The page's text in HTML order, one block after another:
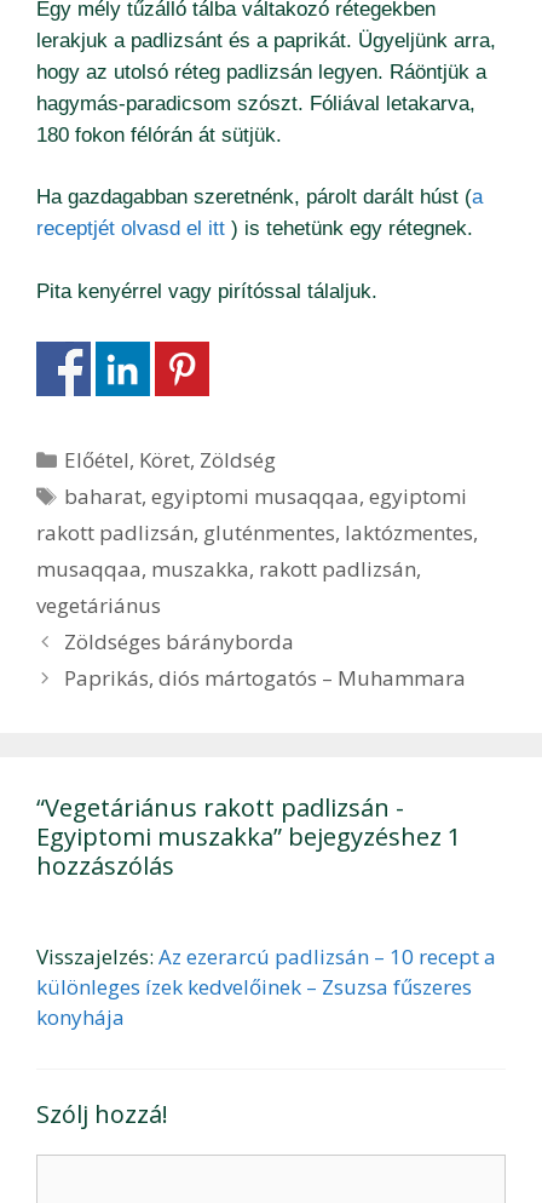
Egy mély tűzálló tálba váltakozó rétegekben
lerakjuk a padlizsánt és a paprikát. Ügyeljünk arra,
hogy az utolsó réteg padlizsán legyen. Ráöntjük a
hagymás-paradicsom szószt. Fóliával letakarva,
180 fokon félórán át sütjük.
Ha gazdagabban szeretnénk, párolt darált húst (a
receptjét olvasd el itt ) is tehetünk egy rétegnek.
Pita kenyérrel vagy pirítóssal tálaljuk.
Kategória
Előétel, Köret, Zöldség
Címkék
baharat,egyiptomi musaqqaa,egyiptomi
rakott padlizsán, gluténmentes, laktózmentes,
musaqqaa, muszakka, rakott padlizsán,
vegetáriánus
Bejegyzés
navigáció
Zöldséges bárányborda
Paprikás, diós mártogatós – Muhammara
“Vegetáriánus rakott padlizsán -
Egyiptomi muszakka” bejegyzéshez 1
hozzászólás
Visszajelzés: Az ezerarcú padlizsán – 10 recept a
különleges ízek kedvelőinek – Zsuzsa fűszeres
konyhája
Szólj hozzá!